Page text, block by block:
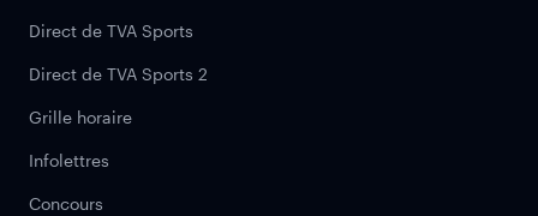
Direct de TVA Sports
Direct de TVA Sports 2
Grille horaire
Infolettres
Concours